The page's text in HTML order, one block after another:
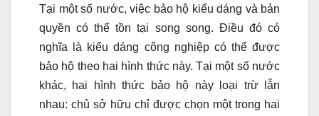
Tại một số nước, việc bảo hộ kiểu dáng và bản
quyền có thể tồn tại song song. Điều đó có
nghĩa là kiểu dáng công nghiệp có thể được
bảo hộ theo hai hình thức này. Tại một số nước
khác, hai hình thức bảo hộ này loại trừ lẫn
nhau: chủ sở hữu chỉ được chọn một trong hai